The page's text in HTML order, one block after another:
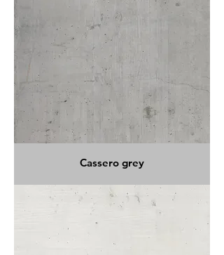
Cassero grey